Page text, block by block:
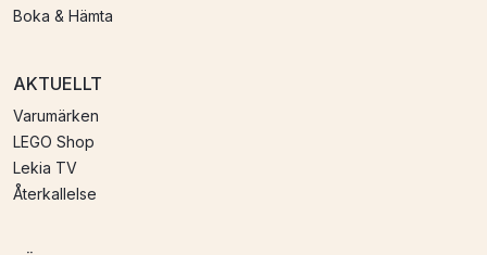
Boka & Hämta
AKTUELLT
Varumärken
LEGO Shop
Lekia TV
Återkallelse